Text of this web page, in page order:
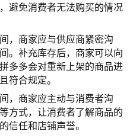
避免消费者无法购买的情况
，商家应与供应商紧密沟
。补充库存后，商家可以向
多多会对重新上架的商品进
符合规定。
，商家应主动与消费者沟
方式，让消费者了解商品的
信任和店铺声誉。